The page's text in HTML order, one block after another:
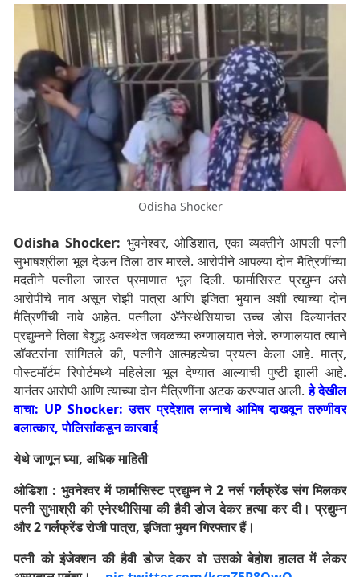
Odisha Shocker
Odisha Shocker: भुवनेश्वर, ओडिशात, एका व्यक्तीने आपली पत्नी
सुभाषश्रीला भूल देऊन तिला ठार मारले. आरोपीने आपल्या दोन मैत्रिणींच्या
मदतीने पत्नीला जास्त प्रमाणात भूल दिली.फार्मासिस्ट प्रद्युम्न असे
आरोपीचे नाव असून रोझी पात्रा आणि इजिता भुयान अशी त्याच्या दोन
मैत्रिणींची नावे आहेत. पत्नीला ॲनेस्थेसियाचा उच्च डोस दिल्यानंतर
प्रद्युम्नने तिला बेशुद्ध अवस्थेत जवळच्या रुग्णालयात नेले. रुग्णालयात त्याने
डॉक्टरांना सांगितले की, पत्नीने आत्महत्येचा प्रयत्न केला आहे. मात्र,
पोस्टमॉर्टम रिपोर्टमध्ये महिलेला भूल देण्यात आल्याची पुष्टी झाली आहे.
यानंतर आरोपी आणि त्याच्या दोन मैत्रिणींना अटक करण्यात आली.हे देखील
वाचा: UP Shocker: उत्तर प्रदेशात लग्नाचे आमिष दाखवून तरुणीवर
बलात्कार, पोलिसांकडून कारवाई
येथे जाणून घ्या, अधिक माहिती
ओडिशा : भुवनेश्वर में फार्मासिस्ट प्रद्युम्न ने 2 नर्स गर्लफ्रेंड संग मिलकर
पत्नी सुभाश्री की एनेस्थीसिया की हैवी डोज देकर हत्या कर दी। प्रद्युम्न
और 2 गर्लफ्रेंड रोजी पात्रा, इजिता भुयन गिरफ्तार हैं।
पत्नी को इंजेक्शन की हैवी डोज देकर वो उसको बेहोश हालत में लेकर